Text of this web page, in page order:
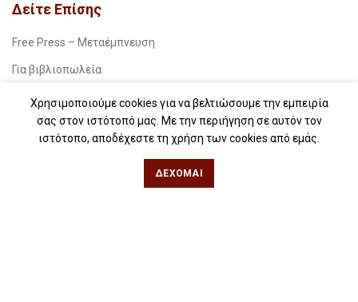
Δείτε Επίσης
Free Press – Μεταέμπνευση
Για βιβλιοπωλεία
Για λέσχες ανάγνωσης
Για δημοσιογράφους
Χρησιμοποιούμε cookies για να βελτιώσουμε την εμπειρία
σας στον ιστότοπό μας. Με την περιήγηση σε αυτόν τον
ιστότοπο, αποδέχεστε τη χρήση των cookies από εμάς.
ΔΈΧΟΜΑΙ